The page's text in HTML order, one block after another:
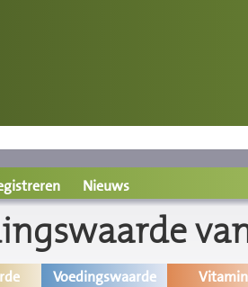
Nieuws
Voedingswaarde